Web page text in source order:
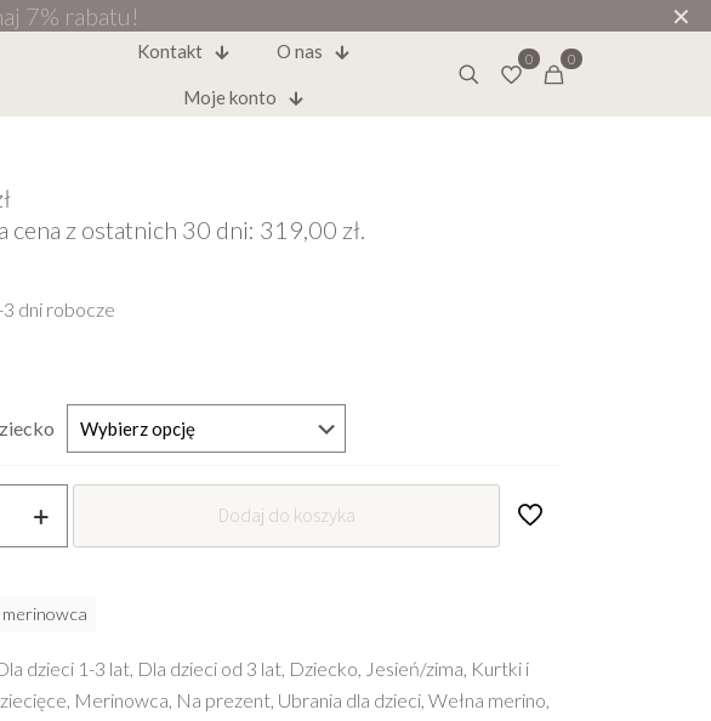
7% rabatu! ✕
Kontakt O nas
Moje konto
0 0
cena z ostatnich 30 dni: 319,00 zł.
dni robocze
Dodaj do koszyka
merinowca
dzieci 1-3 lat, Dla dzieci od 3 lat, Dziecko, Jesień/zima, Kurtki i
, Merinowca, Na prezent, Ubrania dla dzieci, Wełna merino,